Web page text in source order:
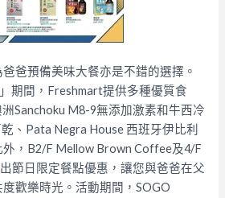
爸預備美味大餐亦是不錯的選擇。
」期間，Freshmart提供多種優質食
Sanchoku M8-9無添加激素和牛西冷
、Pata Negra House 西班牙伊比利
，B2/F Mellow Brown Coffee及4/F
節日限定餐點優惠，讓您與爸爸在父
歡樂時光。活動期間，SOGO